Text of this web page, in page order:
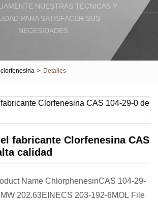
NUESTRAS TÉCNICAS Y
PARA SATISFACER SUS
NECESIDADES.
clorfenesina > Detalles
fabricante Clorfenesina CAS
calidad
Name ChlorphenesinCAS 104-29-
202.63EINECS 203-192-6MOL File